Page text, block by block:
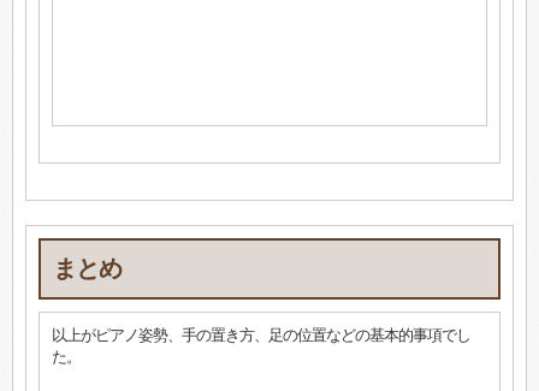
まとめ
以上がピアノ姿勢、手の置き方、足の位置などの基本的事項でし
た。